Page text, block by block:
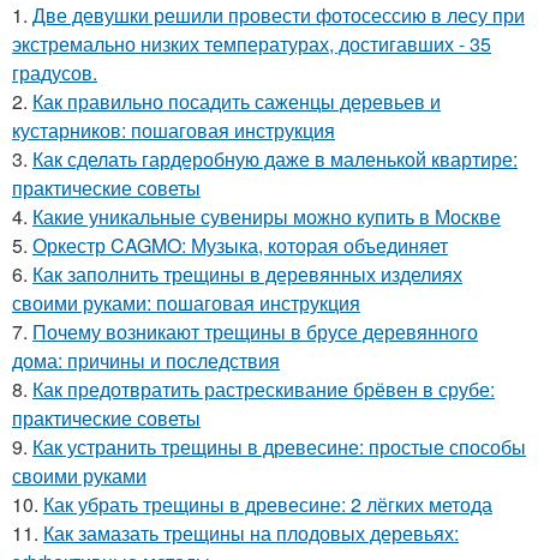
1. Две девушки решили провести фотосессию в лесу при
экстремально низких температурах, достигавших - 35
градусов.
2. Как правильно посадить саженцы деревьев и
кустарников: пошаговая инструкция
3. Как сделать гардеробную даже в маленькой квартире:
практические советы
4. Какие уникальные сувениры можно купить в Москве
5. Оркестр CAGMO: Музыка, которая объединяет
6. Как заполнить трещины в деревянных изделиях
своими руками: пошаговая инструкция
7. Почему возникают трещины в брусе деревянного
дома: причины и последствия
8. Как предотвратить растрескивание брёвен в срубе:
практические советы
9. Как устранить трещины в древесине: простые способы
своими руками
10. Как убрать трещины в древесине: 2 лёгких метода
11. Как замазать трещины на плодовых деревьях: